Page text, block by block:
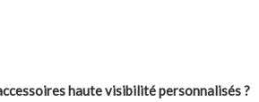
haute visibilité personnalisés ?